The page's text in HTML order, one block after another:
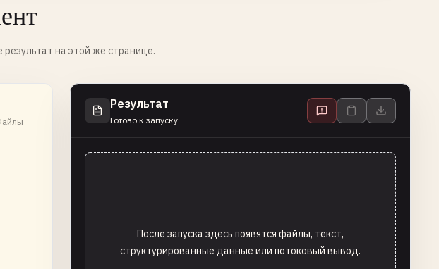
на этой же странице.
Результат
Готово к запуску
После запуска здесь появятся файлы, текст,
структурированные данные или потоковый вывод.